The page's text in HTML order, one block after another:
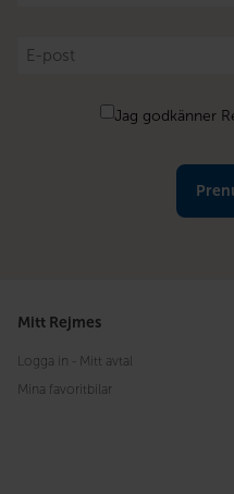
E-
post
Jag godkänner
Mitt Rejmes
Logga in - Mitt avtal
Mina favoritbilar